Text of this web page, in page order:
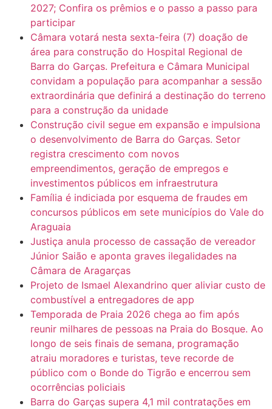
2027; Confira os prêmios e o passo a passo para
participar
Câmara votará nesta sexta-feira (7) doação de
área para construção do Hospital Regional de
Barra do Garças. Prefeitura e Câmara Municipal
convidam a população para acompanhar a sessão
extraordinária que definirá a destinação do terreno
para a construção da unidade
Construção civil segue em expansão e impulsiona
o desenvolvimento de Barra do Garças. Setor
registra crescimento com novos
empreendimentos, geração de empregos e
investimentos públicos em infraestrutura
Família é indiciada por esquema de fraudes em
concursos públicos em sete municípios do Vale do
Araguaia
Justiça anula processo de cassação de vereador
Júnior Saião e aponta graves ilegalidades na
Câmara de Aragarças
Projeto de Ismael Alexandrino quer aliviar custo de
combustível a entregadores de app
Temporada de Praia 2026 chega ao fim após
reunir milhares de pessoas na Praia do Bosque. Ao
longo de seis finais de semana, programação
atraiu moradores e turistas, teve recorde de
público com o Bonde do Tigrão e encerrou sem
ocorrências policiais
Barra do Garças supera 4,1 mil contratações em